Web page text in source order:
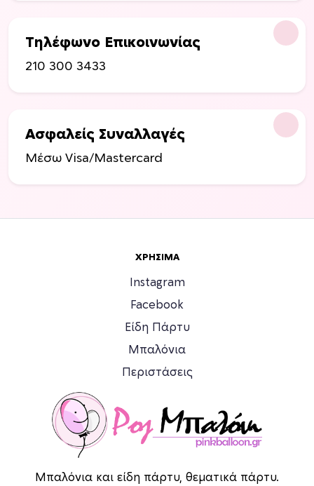
Τηλέφωνο Επικοινωνίας
210 300 3433
Ασφαλείς Συναλλαγές
Μέσω Visa/Mastercard
ΧΡΉΣΙΜΑ
Instagram
Facebook
Είδη Πάρτυ
Μπαλόνια
Περιστάσεις
Μπαλόνια και είδη πάρτυ, θεματικά πάρτυ.